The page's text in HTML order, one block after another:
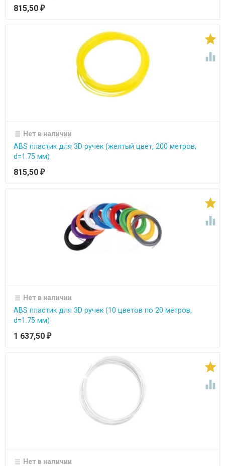
815,50 ₽


Нет в наличии
ABS пластик для 3D ручек (желтый цвет, 200 метров,
d=1.75 мм)
815,50 ₽


Нет в наличии
ABS пластик для 3D ручек (10 цветов по 20 метров,
d=1.75 мм)
1 637,50 ₽


Нет в наличии